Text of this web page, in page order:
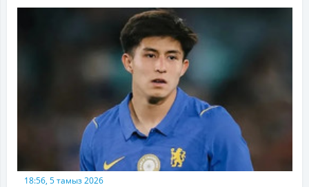
18:56, 5 тамыз 2026